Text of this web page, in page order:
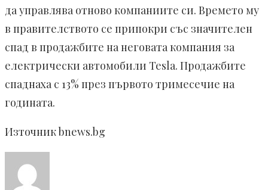
да управлява отново компаниите си. Времето му
в правителството се припокри със значителен
спад в продажбите на неговата компания за
електрически автомобили Tesla. Продажбите
спаднаха с 13% през първото тримесечие на
годината.
Източник bnews.bg